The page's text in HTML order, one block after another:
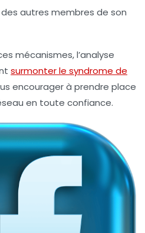
autres membres de son
mécanismes, l’analyse
surmonter le syndrome de
encourager à prendre place
en toute confiance.